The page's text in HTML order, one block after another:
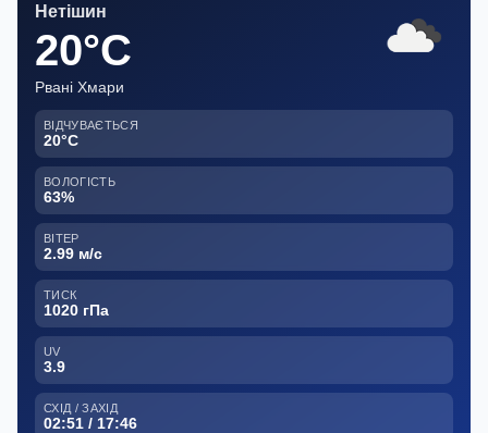
Нетішин
20°C
Рвані Хмари
ВІДЧУВАЄТЬСЯ
20°C
ВОЛОГІСТЬ
63%
ВІТЕР
2.99 м/с
ТИСК
1020 гПа
UV
3.9
СХІД / ЗАХІД
02:51 / 17:46